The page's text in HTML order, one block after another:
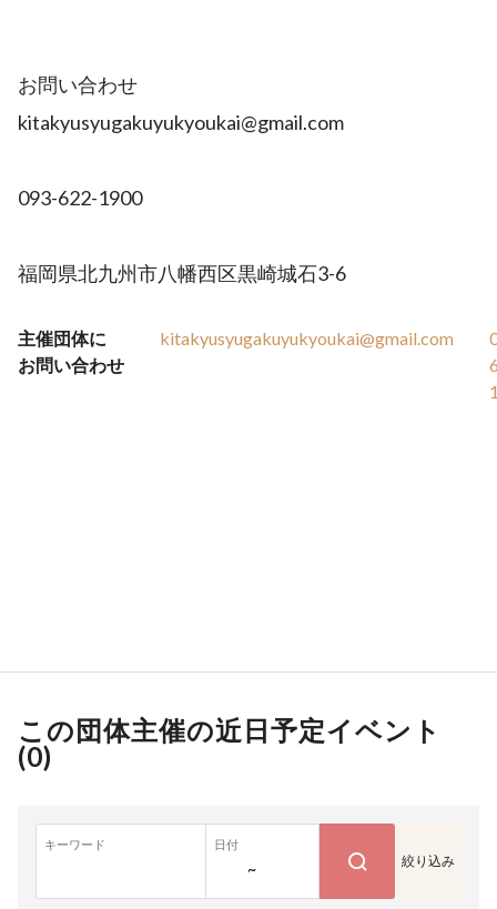
お問い合わせ
kitakyusyugakuyukyoukai@gmail.com
093-622-1900
福岡県北九州市八幡西区黒崎城石3-6
主催団体に
お問い合わせ
kitakyusyugakuyukyoukai@gmail.com
この団体主催の近日予定イベント
(0)
キーワード 日付
~ 絞り込み